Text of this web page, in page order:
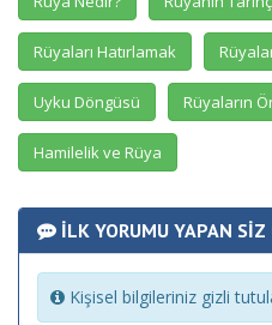
Rüyaları Hatırlamak
Uyku Döngüsü Rüyaların
Hamilelik ve Rüya
İLK YORUMU YAPAN
Kişisel bilgileriniz gizli